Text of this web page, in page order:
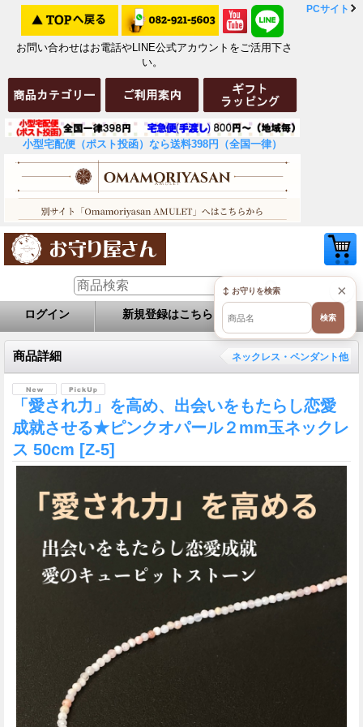
お問い合わせはお電話やLINE公式アカウントをご活用下さ
い。
小型宅配便（ポスト投函）なら送料398円（全国一律）
PCサイト
ログイン 新規登録はこちら お問い合せ
商品詳細 ネックレス・ペンダント他
「愛され力」を高め、出会いをもたらし恋愛
成就させる★ピンクオパール２mm玉ネックレ
ス 50cm [Z-5]
×
↕ お守りを検索
検索